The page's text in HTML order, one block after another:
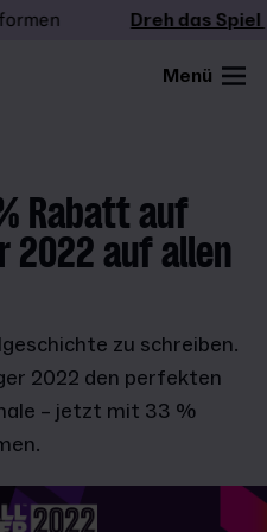
Dreh das Spiel
Menü
Rabatt auf
2022 auf allen
zu schreiben.
2022 den perfekten
– jetzt mit 33 %